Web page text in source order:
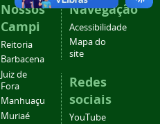
Nossos
Campi
Reitoria
Barbacena
Juiz de
Fora
Manhuaçu
Muriaé
Navegação
Acessibilidade
Mapa do
site
Redes
sociais
YouTube